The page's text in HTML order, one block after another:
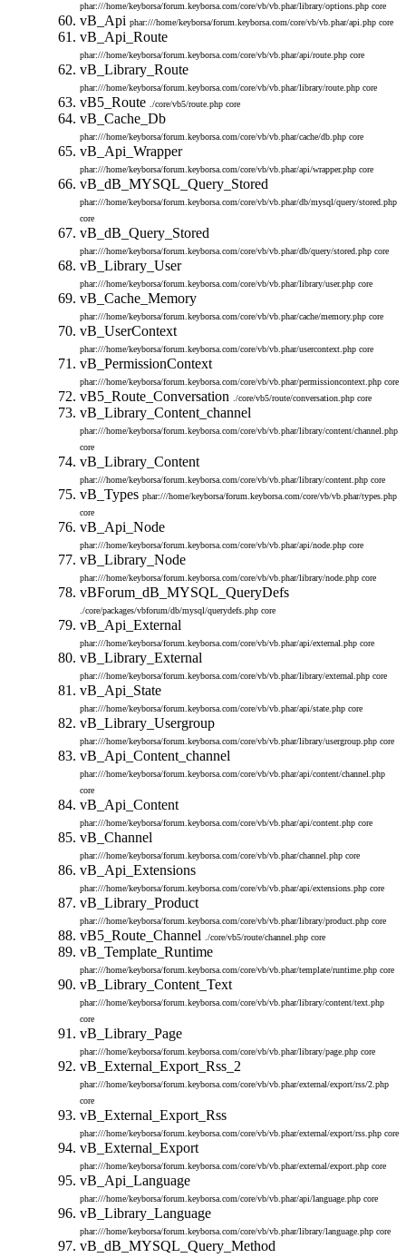
phar:///home/keyborsa/forum.keyborsa.com/core/vb/vb.phar/library/options.php core
vB_Api phar:///home/keyborsa/forum.keyborsa.com/core/vb/vb.phar/api.php core
vB_Api_Route
phar:///home/keyborsa/forum.keyborsa.com/core/vb/vb.phar/api/route.php core
vB_Library_Route
phar:///home/keyborsa/forum.keyborsa.com/core/vb/vb.phar/library/route.php core
vB5_Route ./core/vb5/route.php core
vB_Cache_Db
phar:///home/keyborsa/forum.keyborsa.com/core/vb/vb.phar/cache/db.php core
vB_Api_Wrapper
phar:///home/keyborsa/forum.keyborsa.com/core/vb/vb.phar/api/wrapper.php core
vB_dB_MYSQL_Query_Stored
phar:///home/keyborsa/forum.keyborsa.com/core/vb/vb.phar/db/mysql/query/stored.php
core
vB_dB_Query_Stored
phar:///home/keyborsa/forum.keyborsa.com/core/vb/vb.phar/db/query/stored.php core
vB_Library_User
phar:///home/keyborsa/forum.keyborsa.com/core/vb/vb.phar/library/user.php core
vB_Cache_Memory
phar:///home/keyborsa/forum.keyborsa.com/core/vb/vb.phar/cache/memory.php core
vB_UserContext
phar:///home/keyborsa/forum.keyborsa.com/core/vb/vb.phar/usercontext.php core
vB_PermissionContext
phar:///home/keyborsa/forum.keyborsa.com/core/vb/vb.phar/permissioncontext.php core
vB5_Route_Conversation ./core/vb5/route/conversation.php core
vB_Library_Content_channel
phar:///home/keyborsa/forum.keyborsa.com/core/vb/vb.phar/library/content/channel.php
core
vB_Library_Content
phar:///home/keyborsa/forum.keyborsa.com/core/vb/vb.phar/library/content.php core
vB_Types phar:///home/keyborsa/forum.keyborsa.com/core/vb/vb.phar/types.php
core
vB_Api_Node
phar:///home/keyborsa/forum.keyborsa.com/core/vb/vb.phar/api/node.php core
vB_Library_Node
phar:///home/keyborsa/forum.keyborsa.com/core/vb/vb.phar/library/node.php core
vBForum_dB_MYSQL_QueryDefs
./core/packages/vbforum/db/mysql/querydefs.php core
vB_Api_External
phar:///home/keyborsa/forum.keyborsa.com/core/vb/vb.phar/api/external.php core
vB_Library_External
phar:///home/keyborsa/forum.keyborsa.com/core/vb/vb.phar/library/external.php core
vB_Api_State
phar:///home/keyborsa/forum.keyborsa.com/core/vb/vb.phar/api/state.php core
vB_Library_Usergroup
phar:///home/keyborsa/forum.keyborsa.com/core/vb/vb.phar/library/usergroup.php core
vB_Api_Content_channel
phar:///home/keyborsa/forum.keyborsa.com/core/vb/vb.phar/api/content/channel.php
core
vB_Api_Content
phar:///home/keyborsa/forum.keyborsa.com/core/vb/vb.phar/api/content.php core
vB_Channel
phar:///home/keyborsa/forum.keyborsa.com/core/vb/vb.phar/channel.php core
vB_Api_Extensions
phar:///home/keyborsa/forum.keyborsa.com/core/vb/vb.phar/api/extensions.php core
vB_Library_Product
phar:///home/keyborsa/forum.keyborsa.com/core/vb/vb.phar/library/product.php core
vB5_Route_Channel ./core/vb5/route/channel.php core
vB_Template_Runtime
phar:///home/keyborsa/forum.keyborsa.com/core/vb/vb.phar/template/runtime.php core
vB_Library_Content_Text
phar:///home/keyborsa/forum.keyborsa.com/core/vb/vb.phar/library/content/text.php
core
vB_Library_Page
phar:///home/keyborsa/forum.keyborsa.com/core/vb/vb.phar/library/page.php core
vB_External_Export_Rss_2
phar:///home/keyborsa/forum.keyborsa.com/core/vb/vb.phar/external/export/rss/2.php
core
vB_External_Export_Rss
phar:///home/keyborsa/forum.keyborsa.com/core/vb/vb.phar/external/export/rss.php core
vB_External_Export
phar:///home/keyborsa/forum.keyborsa.com/core/vb/vb.phar/external/export.php core
vB_Api_Language
phar:///home/keyborsa/forum.keyborsa.com/core/vb/vb.phar/api/language.php core
vB_Library_Language
phar:///home/keyborsa/forum.keyborsa.com/core/vb/vb.phar/library/language.php core
vB_dB_MYSQL_Query_Method